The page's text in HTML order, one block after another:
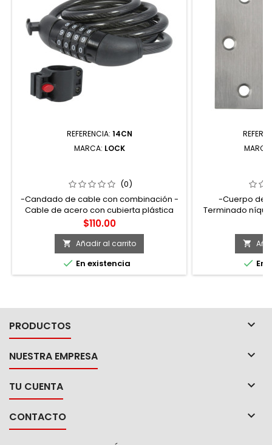
REFERENCIA: 14CN
MARCA: LOCK
(0)
-Candado de cable con combinación -
Cable de acero con cubierta plástica
PVC -4 pines de seguridad -Cilindro de
combinación 4 dígitos
Precio
$110.00
 Añadir al carrito
 En existencia
3.5"
-Cuerpo de
Terminado
suave

 En
PRODUCTOS 
NUESTRA EMPRESA 
TU CUENTA 
CONTACTO 